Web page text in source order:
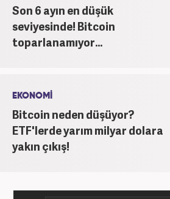
Son 6 ayın en düşük
seviyesinde! Bitcoin
toparlanamıyor...
EKONOMİ
Bitcoin neden düşüyor?
ETF'lerde yarım milyar dolara
yakın çıkış!